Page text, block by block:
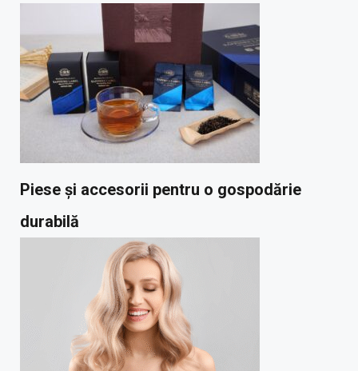
Piese și accesorii pentru o gospodărie
durabilă